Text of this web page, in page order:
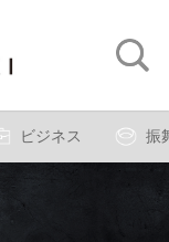
ビジネス 振